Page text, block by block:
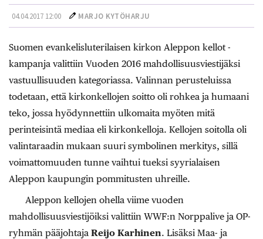
04.04.2017 12:00 MARJO KYTÖHARJU
Suomen evankelisluterilaisen kirkon Aleppon kellot -
kampanja valittiin Vuoden 2016 mahdollisuusviestijäksi
vastuullisuuden kategoriassa. Valinnan perusteluissa
todetaan, että kirkonkellojen soitto oli rohkea ja humaani
teko, jossa hyödynnettiin ulkomaita myöten mitä
perinteisintä mediaa eli kirkonkelloja. Kellojen soitolla oli
valintaraadin mukaan suuri symbolinen merkitys, sillä
voimattomuuden tunne vaihtui tueksi syyrialaisen
Aleppon kaupungin pommitusten uhreille.
Aleppon kellojen ohella viime vuoden
mahdollisuusviestijöiksi valittiin WWF:n Norppalive ja OP-
ryhmän pääjohtaja Reijo Karhinen. Lisäksi Maa- ja